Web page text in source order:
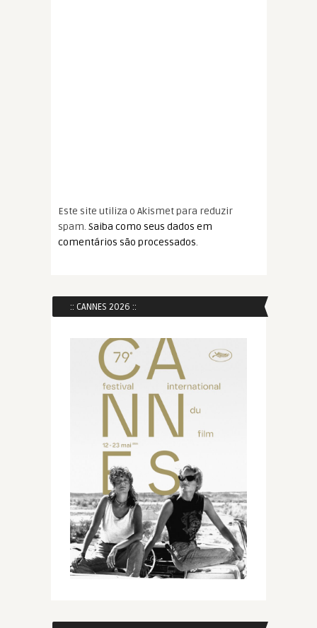
Este site utiliza o Akismet para reduzir
spam. Saiba como seus dados em
comentários são processados.
:: CANNES 2026 ::